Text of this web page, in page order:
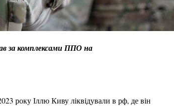
за комплексами ППО на
року Іллю Киву ліквідували в рф, де він